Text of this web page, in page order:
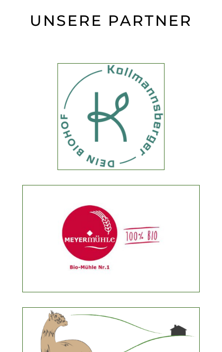
UNSERE PARTNER